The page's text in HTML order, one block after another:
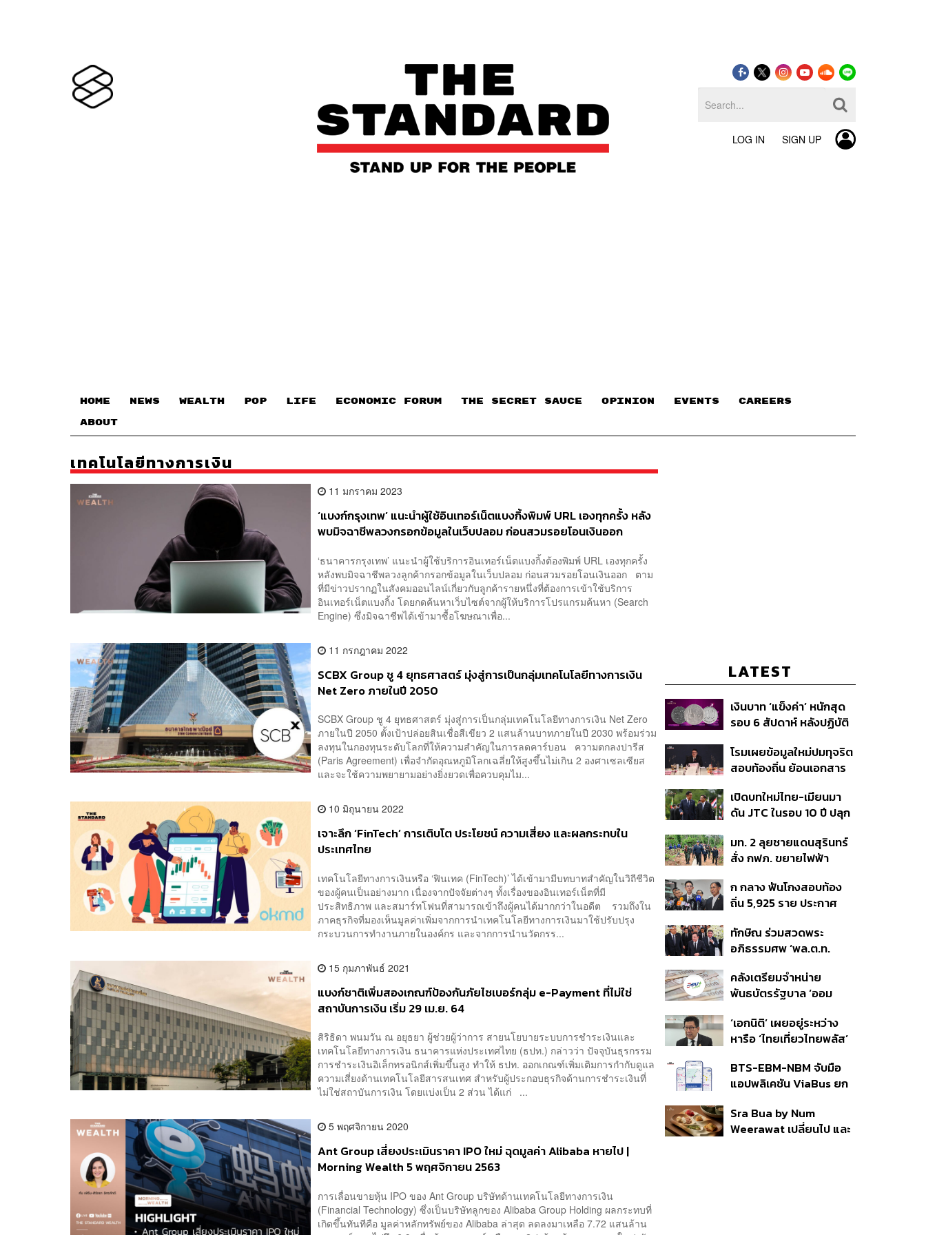
LOG IN SIGN UP
HOME NEWS WEALTH POP LIFE ECONOMIC FORUM THE SECRET SAUCE​ OPINION EVENTS CAREERS
ABOUT
เทคโนโลยีทางการเงิน
11 มกราคม 2023
‘แบงก์กรุงเทพ’ แนะนำผู้ใช้อินเทอร์เน็ตแบงกิ้งพิมพ์ URL เองทุกครั้ง หลัง
พบมิจฉาชีพลวงกรอกข้อมูลในเว็บปลอม ก่อนสวมรอยโอนเงินออก
‘ธนาคารกรุงเทพ’ แนะนำผู้ใช้บริการอินเทอร์เน็ตแบงกิ้งต้องพิมพ์ URL เองทุกครั้ง
หลังพบมิจฉาชีพลวงลูกค้ากรอกข้อมูลในเว็บปลอม ก่อนสวมรอยโอนเงินออก ตาม
ที่มีข่าวปรากฏในสังคมออนไลน์เกี่ยวกับลูกค้ารายหนึ่งที่ต้องการเข้าใช้บริการ
อินเทอร์เน็ตแบงกิ้ง โดยกดค้นหาเว็บไซต์จากผู้ให้บริการโปรแกรมค้นหา (Search
Engine) ซึ่งมิจฉาชีพได้เข้ามาซื้อโฆษณาเพื่อ...
11 กรกฎาคม 2022
SCBX Group ชู 4 ยุทธศาสตร์ มุ่งสู่การเป็นกลุ่มเทคโนโลยีทางการเงิน
Net Zero ภายในปี 2050
SCBX Group ชู 4 ยุทธศาสตร์ มุ่งสู่การเป็นกลุ่มเทคโนโลยีทางการเงิน Net Zero
ภายในปี 2050 ตั้งเป้าปล่อยสินเชื่อสีเขียว 2 แสนล้านบาทภายในปี 2030 พร้อมร่วม
ลงทุนในกองทุนระดับโลกที่ให้ความสำคัญในการลดคาร์บอน ความตกลงปารีส
(Paris Agreement) เพื่อจำกัดอุณหภูมิโลกเฉลี่ยให้สูงขึ้นไม่เกิน 2 องศาเซลเซียส
และจะใช้ความพยายามอย่างยิ่งยวดเพื่อควบคุมไม...
10 มิถุนายน 2022
เจาะลึก ‘FinTech’ การเติบโต ประโยชน์ ความเสี่ยง และผลกระทบใน
ประเทศไทย
เทคโนโลยีทางการเงินหรือ ‘ฟินเทค (FinTech)’ ได้เข้ามามีบทบาทสำคัญในวิถีชีวิต
ของผู้คนเป็นอย่างมาก เนื่องจากปัจจัยต่างๆ ทั้งเรื่องของอินเทอร์เน็ตที่มี
ประสิทธิภาพ และสมาร์ทโฟนที่สามารถเข้าถึงผู้คนได้มากกว่าในอดีต รวมถึงใน
ภาคธุรกิจที่มองเห็นมูลค่าเพิ่มจากการนำเทคโนโลยีทางการเงินมาใช้ปรับปรุง
กระบวนการทำงานภายในองค์กร และจากการนำนวัตกรร...
15 กุมภาพันธ์ 2021
แบงก์ชาติเพิ่มสองเกณฑ์ป้องกันภัยไซเบอร์กลุ่ม e-Payment ที่ไม่ใช่
สถาบันการเงิน เริ่ม 29 เม.ย. 64
สิริธิดา พนมวัน ณ อยุธยา ผู้ช่วยผู้ว่าการ สายนโยบายระบบการชำระเงินและ
เทคโนโลยีทางการเงิน ธนาคารแห่งประเทศไทย (ธปท.) กล่าวว่า ปัจจุบันธุรกรรม
การชำระเงินอิเล็กทรอนิกส์เพิ่มขึ้นสูง ทำให้ ธปท. ออกเกณฑ์เพิ่มเติมการกำกับดูแล
ความเสี่ยงด้านเทคโนโลยีสารสนเทศ สำหรับผู้ประกอบธุรกิจด้านการชำระเงินที่
ไม่ใช่สถาบันการเงิน โดยแบ่งเป็น 2 ส่วน ได้แก่ ...
5 พฤศจิกายน 2020
Ant Group เสี่ยงประเมินราคา IPO ใหม่ ฉุดมูลค่า Alibaba หายไป |
Morning Wealth 5 พฤศจิกายน 2563
การเลื่อนขายหุ้น IPO ของ Ant Group บริษัทด้านเทคโนโลยีทางการเงิน
(Financial Technology) ซึ่งเป็นบริษัทลูกของ Alibaba Group Holding ผลกระทบที่
เกิดขึ้นทันทีคือ มูลค่าหลักทรัพย์ของ Alibaba ล่าสุด ลดลงมาเหลือ 7.72 แสนล้าน
LATEST
เงินบาท ‘แข็งค่า’ หนักสุด
รอบ 6 สัปดาห์ หลังปฏิบัติ
สหรัฐฯ-ญี่ปุ่น Standard
Chartered เปิดเป้าสิ้นปีนี้
ต่อดอลลาร์
โรมเผยข้อมูลใหม่ปมทุจริต
สอบท้องถิ่น ย้อนเอกสาร
อนุทิน จ่อสอบต่อเอี่ยว
ตัดตอน ม.บูรพา หรือไม่
เปิดบทใหม่ไทย-เมียนมา
ดัน JTC ในรอบ 10 ปี ปลุก
ชายแดน ท่าเรือน้ำลึก
ทวาย
มท. 2 ลุยชายแดนสุรินทร์
สั่ง กฟภ. ขยายไฟฟ้า
350’ เสริมความมั่นคง
ชายแดน
ก กลาง ฟันโกงสอบท้อง
ถิ่น 5,925 ราย ประกาศ
ราย รอ ป.ป.ช. ขีดเส้นแล้ว
เสร็จ 31 ส.ค.
ทักษิณ ร่วมสวดพระ
อภิธรรมศพ ‘พล.ต.ท.
สิน’ สิริอายุ 103 ปี แกนนำ
เพื่อไทย-บุคคลหลาก
คลังเตรียมจำหน่าย
พันธบัตรรัฐบาล ‘ออม
ก.ย.นี้ อาจเพิ่มสัดส่วนการ
ขายแบบ Small Lot First
‘เอกนิติ’ เผยอยู่ระหว่าง
หารือ ‘ไทยเที่ยวไทยพลัส’
แสนล้าน มั่นใจงบต่อ ‘ไทย
ช่วยไทย พลัส’ เฟส 2 มี
BTS-EBM-NBM จับมือ
แอปพลิเคชัน ViaBus ยก
รถไฟฟ้า 3 สายแบบเรียล
ไทม์
Sra Bua by Num
Weerawat เปลี่ยนไป และ